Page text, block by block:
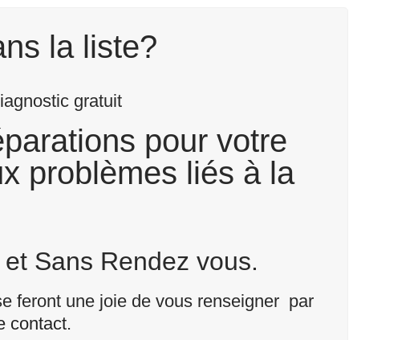
la liste?
gratuit
pour votre
problèmes liés à la
Sans Rendez vous.
feront une joie de vous renseigner par
contact.